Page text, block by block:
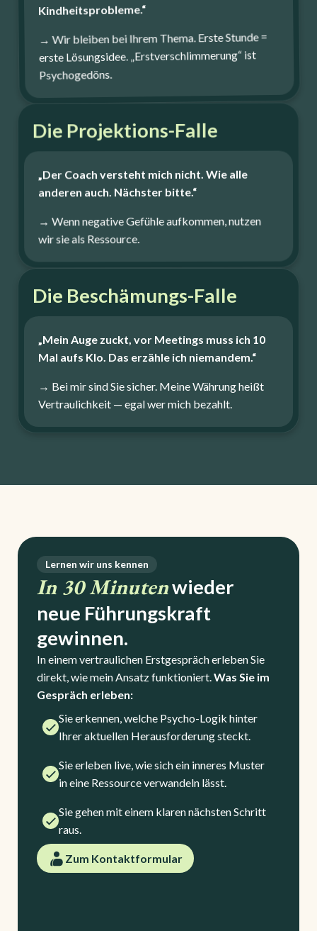
Kindheitsprobleme.“
→ Wir bleiben bei Ihrem Thema. Erste Stunde =
erste Lösungsidee. „Erstverschlimmerung“ ist
Psychogedöns.
Die Projektions-Falle
„Der Coach versteht mich nicht. Wie alle
anderen auch. Nächster bitte.“
→ Wenn negative Gefühle aufkommen, nutzen
wir sie als Ressource.
Die Beschämungs-Falle
„Mein Auge zuckt, vor Meetings muss ich 10
Mal aufs Klo. Das erzähle ich niemandem.“
→ Bei mir sind Sie sicher. Meine Währung heißt
Vertraulichkeit — egal wer mich bezahlt.
Lernen wir uns kennen
In 30 Minutenwieder
neue Führungskraft
gewinnen.
In einem vertraulichen Erstgespräch erleben Sie
direkt, wie mein Ansatz funktioniert.Was Sie im
Gespräch erleben:
Sie erkennen, welche Psycho-Logik hinter
Ihrer aktuellen Herausforderung steckt.
Sie erleben live, wie sich ein inneres Muster
in eine Ressource verwandeln lässt.
Sie gehen mit einem klaren nächsten Schritt
raus.
Zum Kontaktformular